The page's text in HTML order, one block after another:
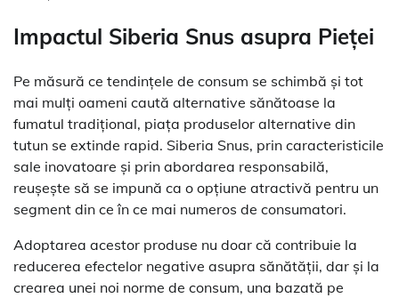
Impactul Siberia Snus asupra Pieței
Pe măsură ce tendințele de consum se schimbă și tot
mai mulți oameni caută alternative sănătoase la
fumatul tradițional, piața produselor alternative din
tutun se extinde rapid. Siberia Snus, prin caracteristicile
sale inovatoare și prin abordarea responsabilă,
reușește să se impună ca o opțiune atractivă pentru un
segment din ce în ce mai numeros de consumatori.
Adoptarea acestor produse nu doar că contribuie la
reducerea efectelor negative asupra sănătății, dar și la
crearea unei noi norme de consum, una bazată pe